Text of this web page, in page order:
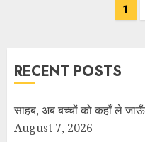
1
RECENT POSTS
साहब, अब बच्चों को कहाँ ले
August 7, 2026